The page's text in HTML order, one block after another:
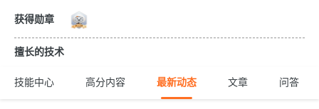
获得勋章
擅长的技术
技能中心 高分内容 最新动态 文章 问答